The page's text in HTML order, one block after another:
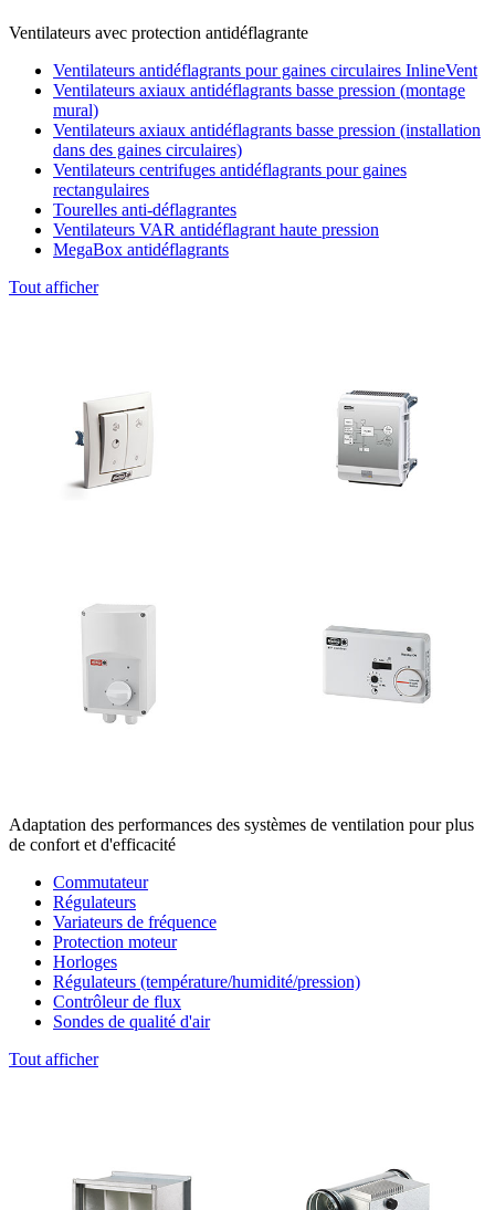
Ventilateurs avec protection antidéflagrante
Ventilateurs antidéflagrants pour gaines circulaires InlineVent
Ventilateurs axiaux antidéflagrants basse pression (montage
mural)
Ventilateurs axiaux antidéflagrants basse pression (installation
dans des gaines circulaires)
Ventilateurs centrifuges antidéflagrants pour gaines
rectangulaires
Tourelles anti-déflagrantes
Ventilateurs VAR antidéflagrant haute pression
MegaBox antidéflagrants
Tout afficher
Adaptation des performances des systèmes de ventilation pour plus
de confort et d'efficacité
Commutateur
Régulateurs
Variateurs de fréquence
Protection moteur
Horloges
Régulateurs (température/humidité/pression)
Contrôleur de flux
Sondes de qualité d'air
Tout afficher